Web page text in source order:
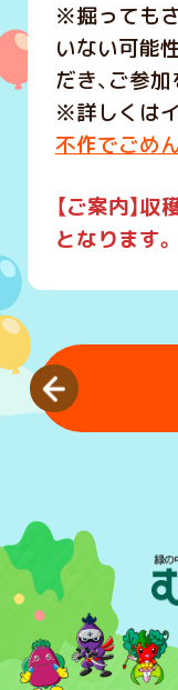
※掘っても
いない可能
だき、ご参
※詳しくは
不作でごめ
【ご案内】収
となります。